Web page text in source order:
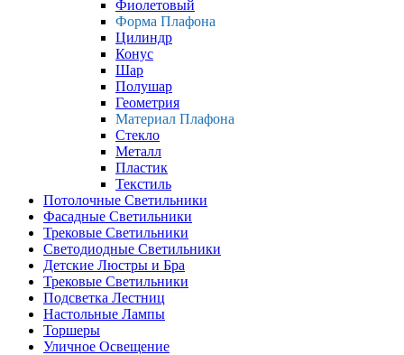
Фиолетовый
Форма Плафона
Цилиндр
Конус
Шар
Полушар
Геометрия
Материал Плафона
Стекло
Металл
Пластик
Текстиль
Потолочные Светильники
Фасадные Светильники
Трековые Светильники
Светодиодные Светильники
Детские Люстры и Бра
Трековые Светильники
Подсветка Лестниц
Настольные Лампы
Торшеры
Уличное Освещение